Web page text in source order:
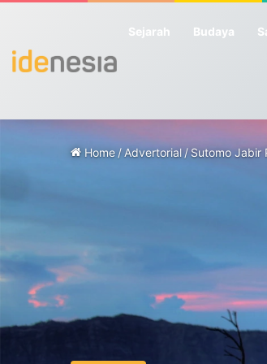
Sejarah Budaya
Home / Advertorial /Sutomo Jabir